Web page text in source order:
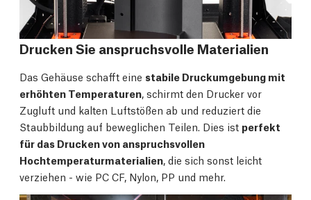
Drucken Sie anspruchsvolle Materialien
Das Gehäuse schafft eine stabile Druckumgebung mit
erhöhten Temperaturen , schirmt den Drucker vor
Zugluft und kalten Luftstößen ab und reduziert die
Staubbildung auf beweglichen Teilen. Dies ist perfekt
für das Drucken von anspruchsvollen
Hochtemperaturmaterialien , die sich sonst leicht
verziehen - wie PC CF, Nylon, PP und mehr.